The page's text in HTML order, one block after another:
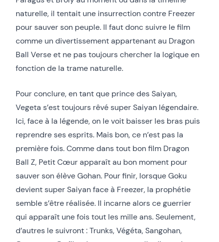
naturelle, il tentait une insurrection contre Freezer
pour sauver son peuple. Il faut donc suivre le film
comme un divertissement appartenant au Dragon
Ball Verse et ne pas toujours chercher la logique en
fonction de la trame naturelle.
Pour conclure, en tant que prince des Saiyan,
Vegeta s’est toujours rêvé super Saiyan légendaire.
Ici, face à la légende, on le voit baisser les bras puis
reprendre ses esprits. Mais bon, ce n’est pas la
première fois. Comme dans tout bon film Dragon
Ball Z, Petit Cœur apparaît au bon moment pour
sauver son élève Gohan. Pour finir, lorsque Goku
devient super Saiyan face à Freezer, la prophétie
semble s’être réalisée. Il incarne alors ce guerrier
qui apparaît une fois tout les mille ans. Seulement,
d’autres le suivront : Trunks, Végéta, Sangohan,